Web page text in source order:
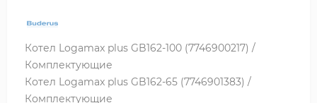
Котел Logamax plus GB162-100 (7746900217) /
Комплектующие
Котел Logamax plus GB162-65 (7746901383) /
Комплектующие